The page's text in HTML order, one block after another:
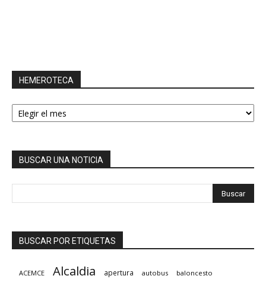
HEMEROTECA
HEMEROTECA
BUSCAR UNA NOTICIA
BUSCAR POR ETIQUETAS
ACEMCE Alcaldia apertura autobus baloncesto